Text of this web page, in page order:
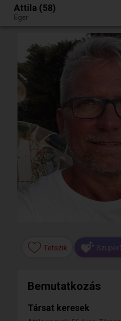
Egy jó randiból bármi lehet.
Attila (58)
Eger
Tetszik
Bemutatkozás
Társat keresek